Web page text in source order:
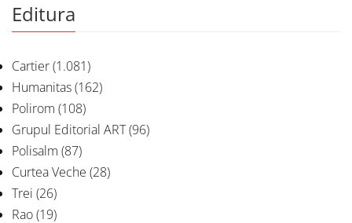
Editura
Cartier(1.081)
Humanitas(162)
Polirom (108)
Grupul Editorial ART(96)
Polisalm (87)
Curtea Veche (28)
Trei (26)
Rao(19)